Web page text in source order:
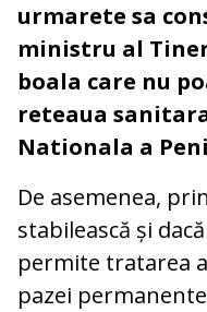
urmarete sa
ministru al
boala care nu
reteaua
Nationala a
De asemenea,
stabilească și
permite tratarea
pazei